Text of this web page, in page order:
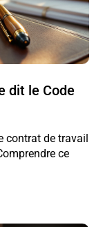
dit le Code
contrat de travail
ce